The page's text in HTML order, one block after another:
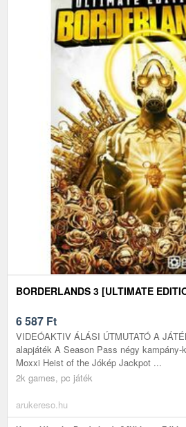
BORDERLANDS 3 [ULTIMATE
6 587 Ft
VIDEÓAKTIV ÁLÁSI ÚTMUTATÓ A
alapjáték A Season Pass négy
Moxxi Heist of the Jókép Jackpot ...
2k games, pc játék
arukereso.hu